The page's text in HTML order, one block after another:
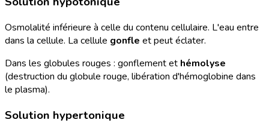
Osmolalité inférieure à celle du contenu cellulaire. L'eau entre
dans la cellule. La cellule gonfle et peut éclater.
Dans les globules rouges : gonflement et hémolyse
(destruction du globule rouge, libération d'hémoglobine dans
le plasma).
Solution hypertonique